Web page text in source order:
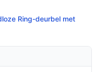
Ring-deurbel met